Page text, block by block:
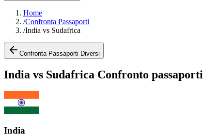
Home
/Confronta Passaporti
/India vs Sudafrica
Confronta Passaporti Diversi
India vs Sudafrica Confronto passaporti
India